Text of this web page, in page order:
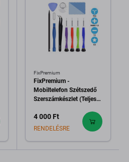
FixPremium
FixPremium -
Mobiltelefon Szétszedő
Szerszámkészlet (Teljes)
4 000 Ft
RENDELÉSRE